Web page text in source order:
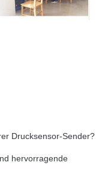
Drucksensor-Sender?
hervorragende